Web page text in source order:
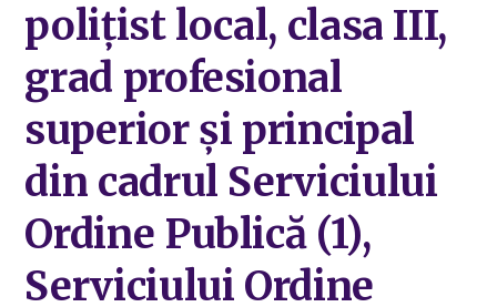
polițist local, clasa III,
grad profesional
superior și principal
din cadrul Serviciului
Ordine Publică (1),
Serviciului Ordine